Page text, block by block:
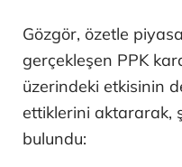
Gözgör, özetle
gerçekleşen PPK
üzerindeki etkisinin
ettiklerini aktararak,
bulundu: